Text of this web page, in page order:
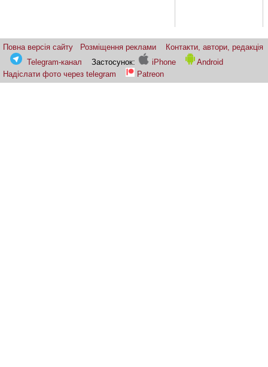
Повна версія сайту Розміщення реклами
Контакти, автори, редакція
Telegram-канал
Застосунок: iPhone
Android
Надіслати фото через telegram
Patreon